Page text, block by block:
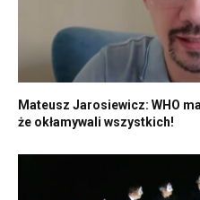
Mateusz Jarosiewicz: WHO
że okłamywali wszystkich!